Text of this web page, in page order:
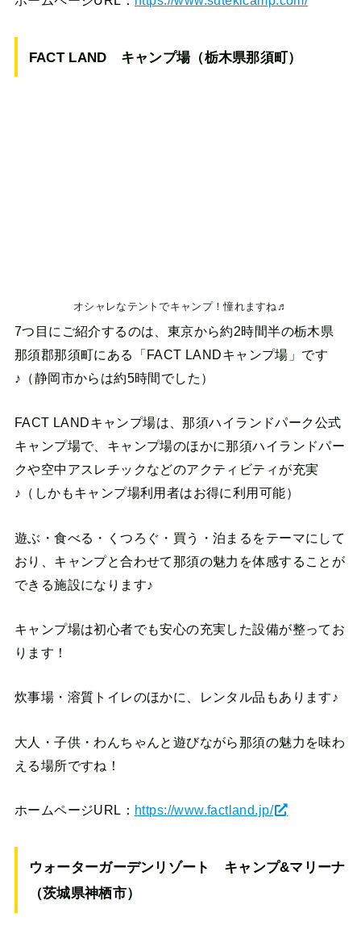
FACT LAND キャンプ場（栃木県那須町）
オシャレなテントでキャンプ！憧れますね♬
7つ目にご紹介するのは、東京から約2時間半の栃木県
那須郡那須町にある「FACT LANDキャンプ場」です
♪（静岡市からは約5時間でした）
FACT LANDキャンプ場は、那須ハイランドパーク公式
キャンプ場で、キャンプ場のほかに那須ハイランドパー
クや空中アスレチックなどのアクティビティが充実
♪（しかもキャンプ場利用者はお得に利用可能）
遊ぶ・食べる・くつろぐ・買う・泊まるをテーマにして
おり、キャンプと合わせて那須の魅力を体感することが
できる施設になります♪
キャンプ場は初心者でも安心の充実した設備が整ってお
ります！
炊事場・溶質トイレのほかに、レンタル品もあります♪
大人・子供・わんちゃんと遊びながら那須の魅力を味わ
える場所ですね！
ホームページURL： https://www.factland.jp/
ウォーターガーデンリゾート キャンプ&マリーナ
（茨城県神栖市）